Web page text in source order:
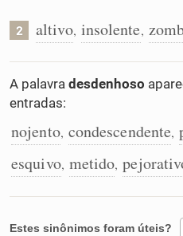
Conexões
Caça-palavras
2 altivo, insolente,
A palavra desdenhoso
entradas:
nojento, condescendente,
esquivo, metido,
Estes sinônimos foram úteis?